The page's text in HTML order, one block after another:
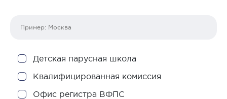
Детская парусная школа
Квалифицированная комиссия
Офис регистра ВФПС